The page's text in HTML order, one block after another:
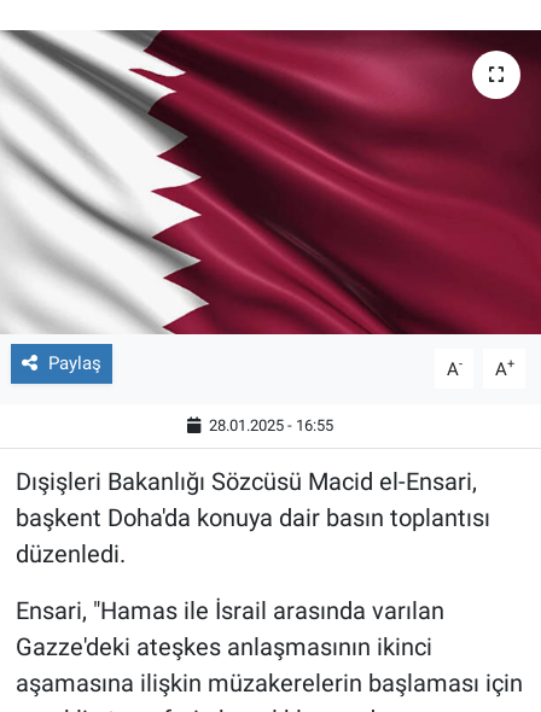
Paylaş A- A+
28.01.2025 - 16:55
Dışişleri Bakanlığı Sözcüsü Macid el-Ensari,
başkent Doha'da konuya dair basın toplantısı
düzenledi.
Ensari, "Hamas ile İsrail arasında varılan
Gazze'deki ateşkes anlaşmasının ikinci
aşamasına ilişkin müzakerelerin başlaması için